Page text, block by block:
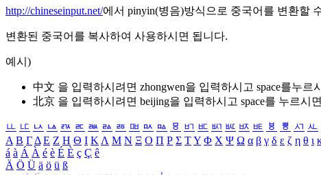
http://chineseinput.net/에서 pinyin(병음)방식으로 중국어를 변환할
변환된 중국어를 복사하여 사용하시면 됩니다.
예시)
中文 을 입력하시려면 zhongwen을 입력하시고 space를누르
北京 을 입력하시려면 beijing을 입력하시고 space를 누르시
ㅥ ㅦ ㅧ ㅨ ㅩ ㅪ ㅫ ㅬ ㅭ ㅮ ㅯ ㅰ ㅱ ㅲ ㅳ ㅴ ㅵ ㅶ ㅷ ㅸ ㅹ ㅺ ㅻ
Α Β ΓΔ Ε Ζ Η Θ Ι ΚΛ Μ Ν Ξ Ο Π Ρ Σ ΤΥ Φ Χ Ψ Ω α β γ δ ε ζ η θ ι
á à Á À é è É È ç Ç ê
Ä Ö Ü ä ö ü ß